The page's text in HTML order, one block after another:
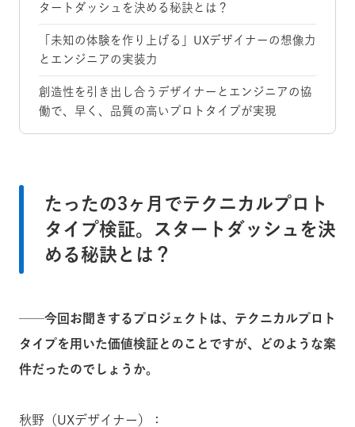
タートダッシュを決める秘訣とは？
「未知の体験を作り上げる」UXデザイナーの想像力
とエンジニアの実装力
創造性を引き出し合うデザイナーとエンジニアの協
働で、早く、品質の高いプロトタイプが実現
たったの3ヶ月でテクニカルプロト
タイプ検証。スタートダッシュを決
める秘訣とは？
──今回お聞きするプロジェクトは、テクニカルプロト
タイプを用いた価値検証とのことですが、どのような案
件だったのでしょうか。
秋野（UXデザイナー）：